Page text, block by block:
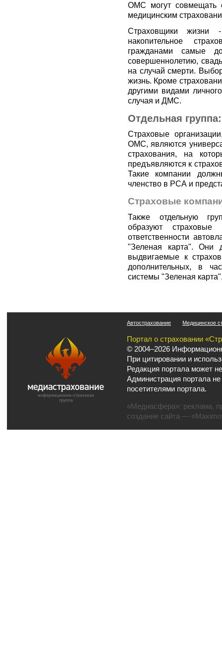
ОМС могут совмещать
медицинским
Страховщики жизни
накопительное
гражданами самые
совершеннолетию,
на случай смерти.
жизнь. Кроме
другими видами
случая и ДМС.
Отдельная
Страховые
ОМС, являются
страхования, на
предъявляются к
Такие компании
членство в РСА и
Страховые
Также отдельную
образуют страховые
ответственности
"Зеленая карта". Они
выдвигаемые к
дополнительных, в
системы "Зеленая
Автострахование Медицинское
Портал о страховании
© 2004–2026
При цитировании и
Редакция портала может
Администрация портала
посетителями портала.
«Медиасфера»: реклама,
создание сайта —